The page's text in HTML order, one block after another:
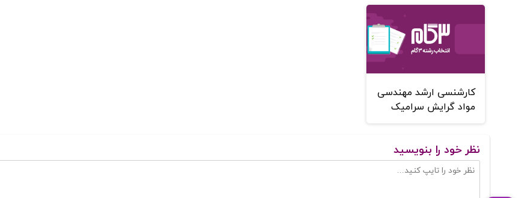
کارشنسی ارشد مهندسی
مواد گرایش سرامیک
نظر خود را بنویسید